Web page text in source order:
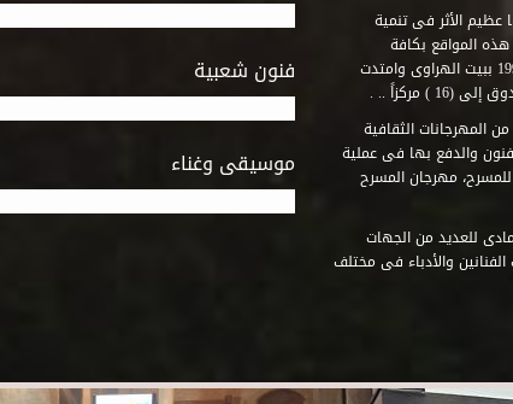
فنون شعبية
موسيقى وغناء
عظيم الأثر فى تنمية
المواقع بكافة
المتطلبات التى تكفل لها أداء دورها الثقافى والفنى. وقد بدأت التجربة عام 1996 ببيت الهراوى وامتدت
) مركزاً .. .
المهرجانات الثقافية
والدفع بها فى عملية
مهرجان المسرح
للعديد من الجهات
والأدباء فى مختلف